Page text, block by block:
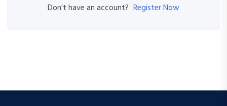
Don't have an account? Register Now